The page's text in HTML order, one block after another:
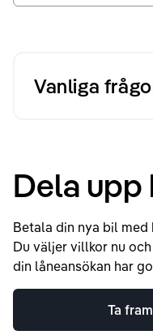
Vanliga
Dela
Betala din nya bil
Du väljer villkor nu
din låneansökan har
Ta